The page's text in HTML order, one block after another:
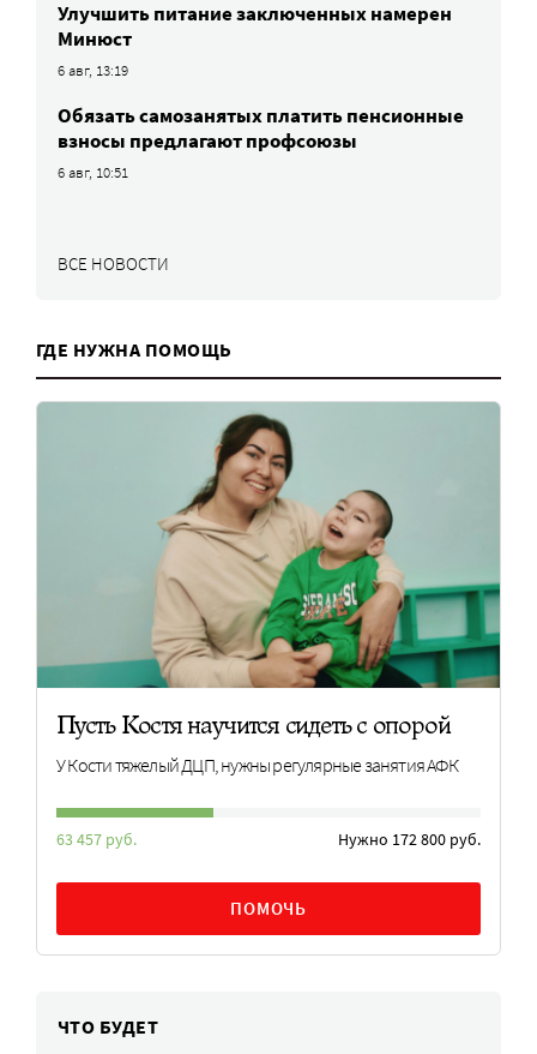
Улучшить питание заключенных намерен
Минюст
6 авг, 13:19
Обязать самозанятых платить пенсионные
взносы предлагают профсоюзы
6 авг, 10:51
ВСЕ НОВОСТИ
ГДЕ НУЖНА ПОМОЩЬ
Пусть Костя научится сидеть с опорой
У Кости тяжелый ДЦП, нужны регулярные занятия АФК
63 457 руб. Нужно 172 800 руб.
ПОМОЧЬ
ЧТО БУДЕТ